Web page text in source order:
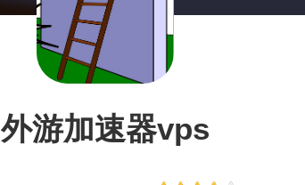
外游加速器vps